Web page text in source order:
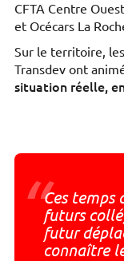
CFTA Centre
et Océcars La
Sur le territoire,
Transdev ont
situation réelle,
“Ces temps
futurs
futur
connaître